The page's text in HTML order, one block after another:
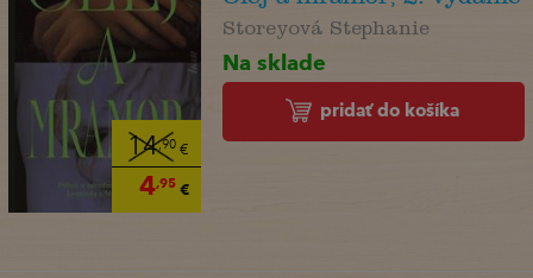
14,90€
4,95€
Storeyová Stephanie
Na sklade
pridať do košíka